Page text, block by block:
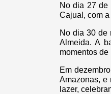
No dia 27 de
Cajual, com
No dia 30 de
Almeida. A
momentos
Em
Amazonas, e
lazer,